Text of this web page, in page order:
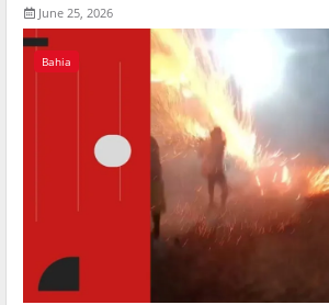
June 25, 2026
Bahia